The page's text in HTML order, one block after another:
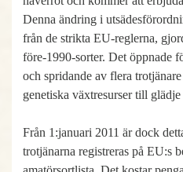
Denna ändring i
från de strikta EU-reglerna,
före-1990-sorter. Det öppnade
och spridande av flera
genetiska växtresurser till
Från 1:januari 2011 är dock
trotjänarna registreras på EU:s